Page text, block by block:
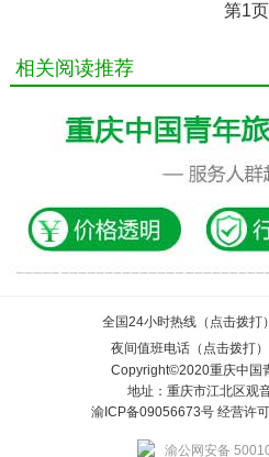
第1页
相关阅读推荐
全国24小时热线（点击拨打
夜间值班电话（点击拨打）
Copyright©2020重庆中国
地址：重庆市江北区观
渝ICP备09056673号 经营许
渝公网安备